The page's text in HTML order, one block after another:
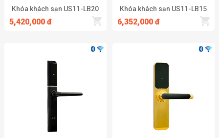
Khóa khách sạn US11-LB20
5,420,000 đ
Khóa khách sạn US11-LB15
6,352,000 đ